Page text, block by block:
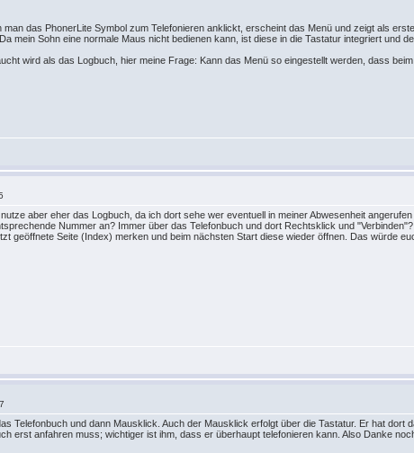
man das PhonerLite Symbol zum Telefonieren anklickt, erscheint das Menü und zeigt als
mein Sohn eine normale Maus nicht bedienen kann, ist diese in die Tastatur integriert und
wird als das Logbuch, hier meine Frage: Kann das Menü so eingestellt werden, dass
aber eher das Logbuch, da ich dort sehe wer eventuell in meiner Abwesenheit angerufen
Nummer an? Immer über das Telefonbuch und dort Rechtsklick und
geöffnete Seite (Index) merken und beim nächsten Start diese wieder öffnen. Das würde
Telefonbuch und dann Mausklick. Auch der Mausklick erfolgt über die Tastatur. Er hat
erst anfahren muss; wichtiger ist ihm, dass er überhaupt telefonieren kann. Also Danke